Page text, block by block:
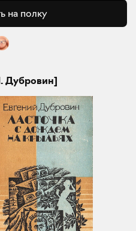
на полку
Дубровин]